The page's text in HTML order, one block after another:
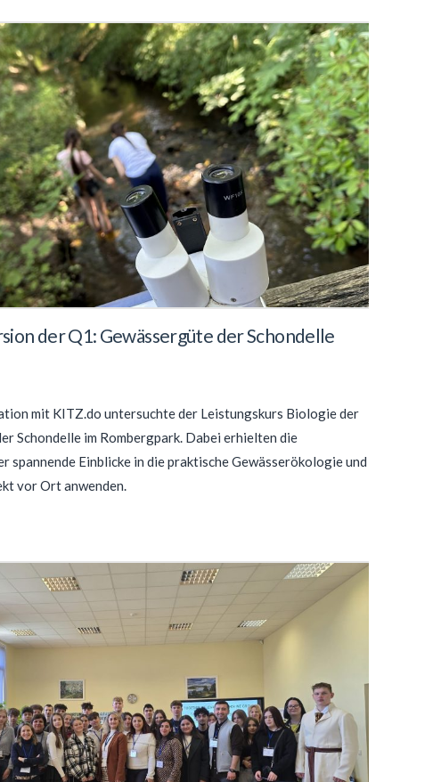
der Q1: Gewässergüte der Schondelle
mit KITZ.do untersuchte der Leistungskurs Biologie der
Schondelle im Rombergpark. Dabei erhielten die
spannende Einblicke in die praktische Gewässerökologie und
vor Ort anwenden.